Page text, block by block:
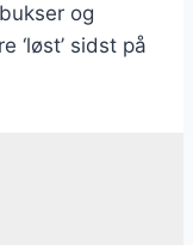
og
‘løst’ sidst på